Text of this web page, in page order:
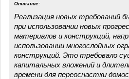
Описание:
Реализация новых требований
при использовании новых
материалов и конструкций,
использовании многослойных
конструкций. Это требовало
капитальных вложений и
времени для переоснастки